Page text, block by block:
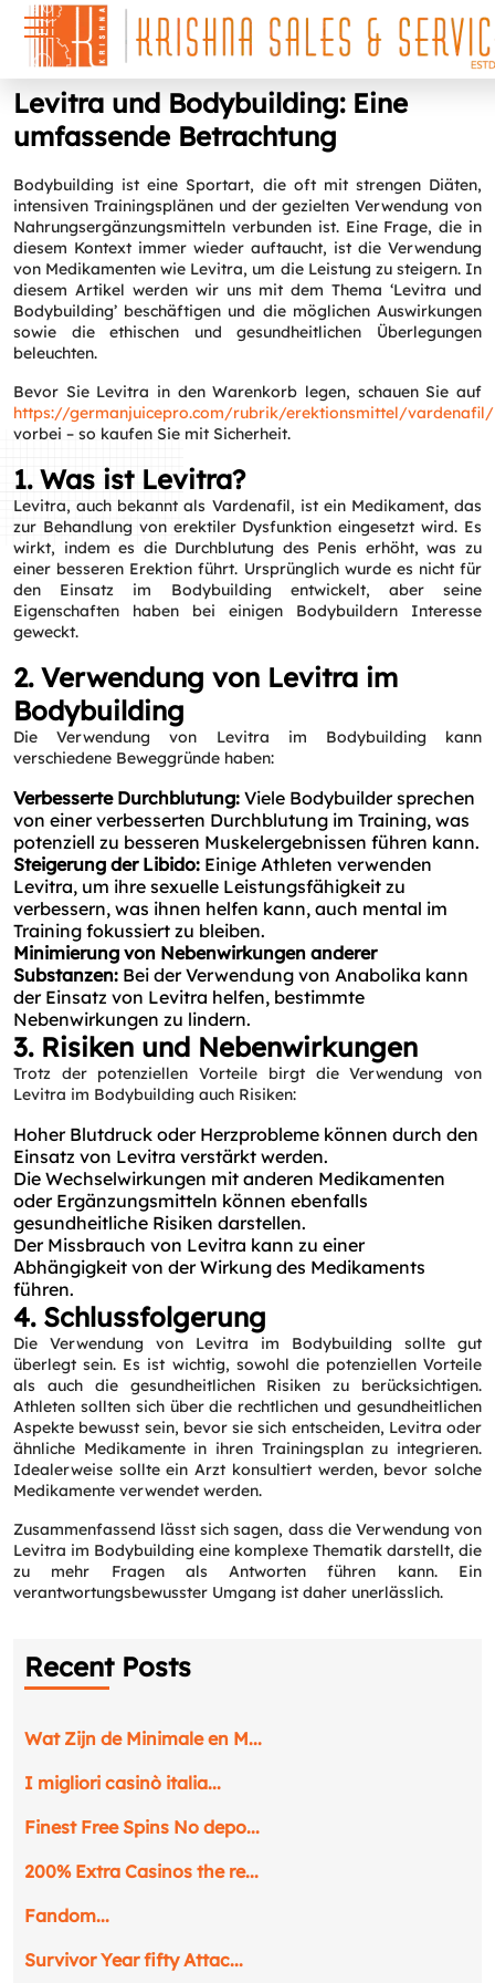
Levitra und Bodybuilding: Eine
umfassende Betrachtung
Bodybuilding ist eine Sportart, die oft mit strengen Diäten,
intensiven Trainingsplänen und der gezielten Verwendung von
Nahrungsergänzungsmitteln verbunden ist. Eine Frage, die in
diesem Kontext immer wieder auftaucht, ist die Verwendung
von Medikamenten wie Levitra, um die Leistung zu steigern. In
diesem Artikel werden wir uns mit dem Thema ‘Levitra und
Bodybuilding’ beschäftigen und die möglichen Auswirkungen
sowie die ethischen und gesundheitlichen Überlegungen
beleuchten.
Bevor Sie Levitra in den Warenkorb legen, schauen Sie auf
https://germanjuicepro.com/rubrik/erektionsmittel/
vorbei – so kaufen Sie mit Sicherheit.
1. Was ist Levitra?
Levitra, auch bekannt als Vardenafil, ist ein Medikament, das
zur Behandlung von erektiler Dysfunktion eingesetzt wird. Es
wirkt, indem es die Durchblutung des Penis erhöht, was zu
einer besseren Erektion führt. Ursprünglich wurde es nicht für
den Einsatz im Bodybuilding entwickelt, aber seine
Eigenschaften haben bei einigen Bodybuildern Interesse
geweckt.
2. Verwendung von Levitra im
Bodybuilding
Die Verwendung von Levitra im Bodybuilding kann
verschiedene Beweggründe haben:
Verbesserte Durchblutung: Viele Bodybuilder sprechen
von einer verbesserten Durchblutung im Training, was
potenziell zu besseren Muskelergebnissen führen kann.
Steigerung der Libido: Einige Athleten verwenden
Levitra, um ihre sexuelle Leistungsfähigkeit zu
verbessern, was ihnen helfen kann, auch mental im
Training fokussiert zu bleiben.
Minimierung von Nebenwirkungen anderer
Substanzen: Bei der Verwendung von Anabolika kann
der Einsatz von Levitra helfen, bestimmte
Nebenwirkungen zu lindern.
3. Risiken und Nebenwirkungen
Trotz der potenziellen Vorteile birgt die Verwendung von
Levitra im Bodybuilding auch Risiken:
Hoher Blutdruck oder Herzprobleme können durch den
Einsatz von Levitra verstärkt werden.
Die Wechselwirkungen mit anderen Medikamenten
oder Ergänzungsmitteln können ebenfalls
gesundheitliche Risiken darstellen.
Der Missbrauch von Levitra kann zu einer
Abhängigkeit von der Wirkung des Medikaments
führen.
4. Schlussfolgerung
Die Verwendung von Levitra im Bodybuilding sollte gut
überlegt sein. Es ist wichtig, sowohl die potenziellen Vorteile
als auch die gesundheitlichen Risiken zu berücksichtigen.
Athleten sollten sich über die rechtlichen und gesundheitlichen
Aspekte bewusst sein, bevor sie sich entscheiden, Levitra oder
ähnliche Medikamente in ihren Trainingsplan zu integrieren.
Idealerweise sollte ein Arzt konsultiert werden, bevor solche
Medikamente verwendet werden.
Zusammenfassend lässt sich sagen, dass die Verwendung von
Levitra im Bodybuilding eine komplexe Thematik darstellt, die
zu mehr Fragen als Antworten führen kann. Ein
verantwortungsbewusster Umgang ist daher unerlässlich.
Recent Posts
Wat Zijn de Minimale en M...
I migliori casinò italia...
Finest Free Spins No depo...
200% Extra Casinos the re...
Fandom...
Survivor Year fifty Attac...